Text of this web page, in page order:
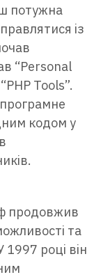
потужна
із
“Personal
Tools”.
кодом у
продовжив
та
1997 році він